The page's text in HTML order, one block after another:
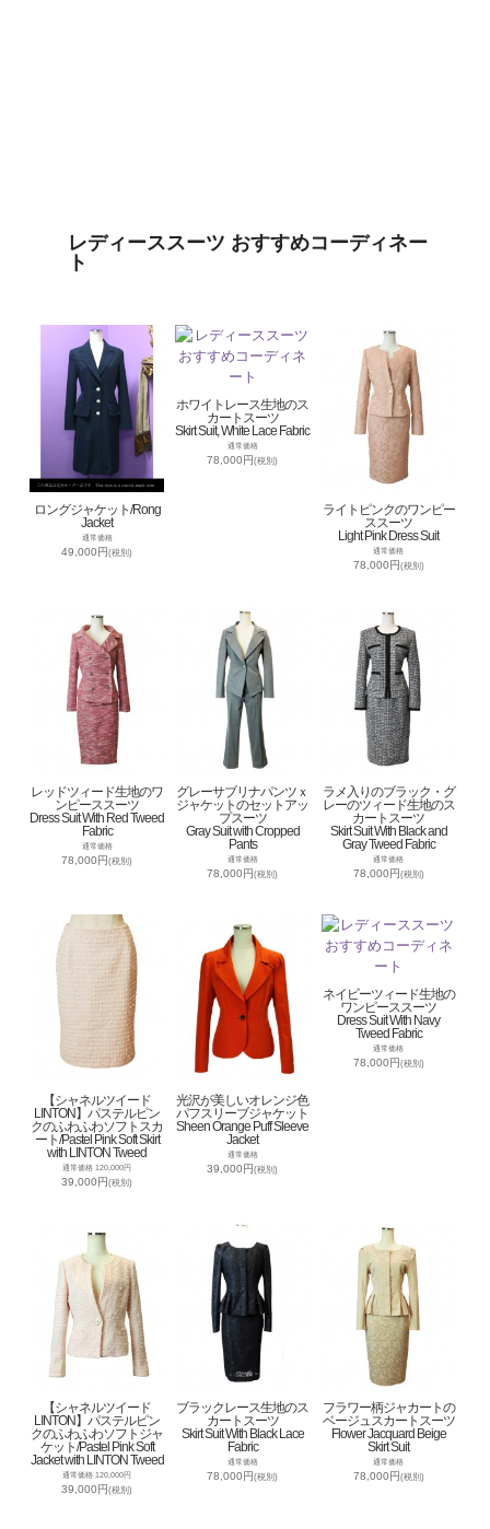
レディーススーツ おすすめコーディネー
ト
ロングジャケット/Rong
Jacket
通常価格
49,000円(税別)
ホワイトレース生地のス
カートスーツ
Skirt Suit, White Lace Fabric
通常価格
78,000円(税別)
ライトピンクのワンピー
ススーツ
Light Pink Dress Suit
通常価格
78,000円(税別)
レッドツィード生地のワ
ンピーススーツ
Dress Suit With Red Tweed
Fabric
通常価格
78,000円(税別)
グレーサブリナパンツｘ
ジャケットのセットアッ
プスーツ
Gray Suit with Cropped
Pants
通常価格
78,000円(税別)
ラメ入りのブラック・グ
レーのツィード生地のス
カートスーツ
Skirt Suit With Black and
Gray Tweed Fabric
通常価格
78,000円(税別)
【シャネルツイード
LINTON】パステルピン
クのふわふわソフトスカ
ート/Pastel Pink Soft Skirt
with LINTON Tweed
通常価格 120,000円
39,000円(税別)
光沢が美しいオレンジ色
パフスリーブジャケット
Sheen Orange Puff Sleeve
Jacket
通常価格
39,000円(税別)
ネイビーツィード生地の
ワンピーススーツ
Dress Suit With Navy
Tweed Fabric
通常価格
78,000円(税別)
【シャネルツイード
LINTON】パステルピン
クのふわふわソフトジャ
ケット/Pastel Pink Soft
Jacket with LINTON Tweed
通常価格 120,000円
39,000円(税別)
ブラックレース生地のス
カートスーツ
Skirt Suit With Black Lace
Fabric
通常価格
78,000円(税別)
フラワー柄ジャカートの
ベージュスカートスーツ
Flower Jacquard Beige
Skirt Suit
通常価格
78,000円(税別)